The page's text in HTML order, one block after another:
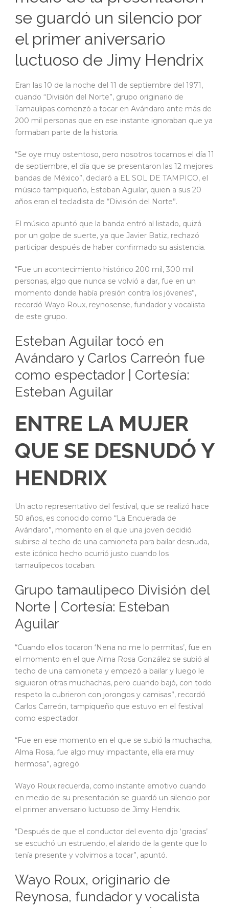
se guardó un silencio por
el primer aniversario
luctuoso de Jimy Hendrix
Eran las 10 de la noche del 11 de septiembre del 1971,
cuando “División del Norte”, grupo originario de
Tamaulipas comenzó a tocar en Avándaro ante más de
200 mil personas que en ese instante ignoraban que ya
formaban parte de la historia.
“Se oye muy ostentoso, pero nosotros tocamos el día 11
de septiembre, el día que se presentaron las 12 mejores
bandas de México”, declaró a EL SOL DE TAMPICO, el
músico tampiqueño, Esteban Aguilar, quien a sus 20
años eran el tecladista de “División del Norte”.
El músico apuntó que la banda entró al listado, quizá
por un golpe de suerte, ya que Javier Batiz, rechazó
participar después de haber confirmado su asistencia.
“Fue un acontecimiento histórico 200 mil, 300 mil
personas, algo que nunca se volvió a dar, fue en un
momento donde había presión contra los jóvenes”,
recordó Wayo Roux, reynosense, fundador y vocalista
de este grupo.
Esteban Aguilar tocó en
Avándaro y Carlos Carreón fue
como espectador | Cortesía:
Esteban Aguilar
ENTRE LA MUJER
QUE SE DESNUDÓ Y
HENDRIX
Un acto representativo del festival, que se realizó hace
50 años, es conocido como “La Encuerada de
Avándaro”, momento en el que una joven decidió
subirse al techo de una camioneta para bailar desnuda,
este icónico hecho ocurrió justo cuando los
tamaulipecos tocaban.
Grupo tamaulipeco División del
Norte | Cortesía: Esteban
Aguilar
“Cuando ellos tocaron ‘Nena no me lo permitas’, fue en
el momento en el que Alma Rosa González se subió al
techo de una camioneta y empezó a bailar y luego le
siguieron otras muchachas, pero cuando bajó, con todo
respeto la cubrieron con jorongos y camisas”, recordó
Carlos Carreón, tampiqueño que estuvo en el festival
como espectador.
“Fue en ese momento en el que se subió la muchacha,
Alma Rosa, fue algo muy impactante, ella era muy
hermosa”, agregó.
Wayo Roux recuerda, como instante emotivo cuando
en medio de su presentación se guardó un silencio por
el primer aniversario luctuoso de Jimy Hendrix.
“Después de que el conductor del evento dijo ‘gracias’
se escuchó un estruendo, el alarido de la gente que lo
tenía presente y volvimos a tocar”, apuntó.
Wayo Roux, originario de
Reynosa, fundador y vocalista